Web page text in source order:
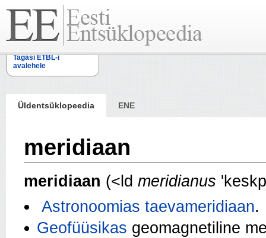
Tagasi ETBL-i
avalehele
Üldentsüklopeedia ENE
meridiaan
meridiaan (<ld meridianus
Astronoomias taevameridiaan.
Geofüüsikas geomagnetiline